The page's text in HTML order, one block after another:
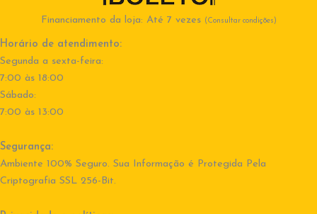
Financiamento da loja: Até 7 vezes (Consultar condições)
Horário de atendimento:
Segunda a sexta-feira:
7:00 às 18:00
Sábado:
7:00 às 13:00
Segurança:
Ambiente 100% Seguro. Sua Informação é Protegida Pela
Criptografia SSL 256-Bit.